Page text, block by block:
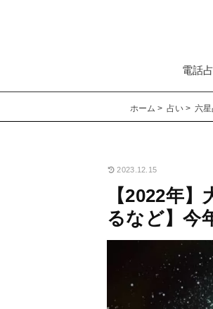
電話
ホーム 占い 六
2023.12.15
【2022年
るなど】今